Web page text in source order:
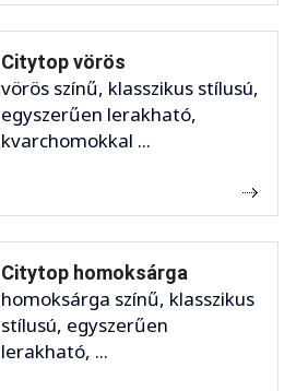
Citytop vörös
vörös színű, klasszikus stílusú,
egyszerűen lerakható,
kvarchomokkal ...
Citytop homoksárga
homoksárga színű, klasszikus
stílusú, egyszerűen
lerakható, ...